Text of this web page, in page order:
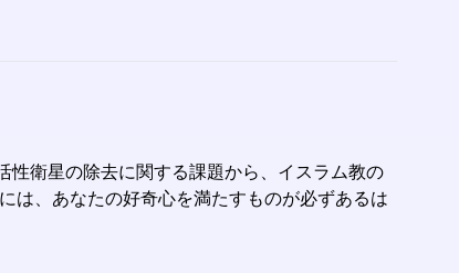
性衛星の除去に関する課題から、イスラム教の
は、あなたの好奇心を満たすものが必ずあるは